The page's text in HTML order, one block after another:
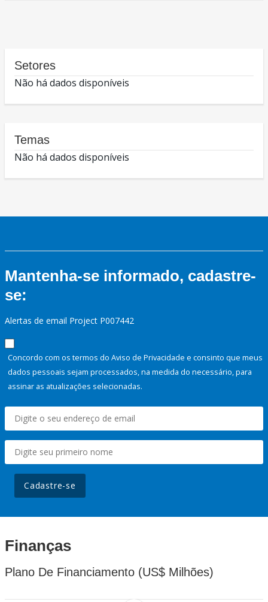
Setores
Não há dados disponíveis
Temas
Não há dados disponíveis
Mantenha-se informado, cadastre-
se:
Alertas de email Project P007442
Concordo com os termos do Aviso de Privacidade e consinto que meus
dados pessoais sejam processados, na medida do necessário, para
assinar as atualizações selecionadas.
Cadastre-se
Finanças
Plano De Financiamento (US$ Milhões)